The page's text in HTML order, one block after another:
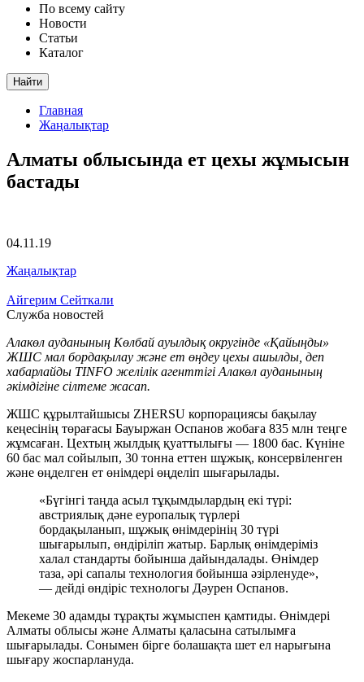
По всему сайту
Новости
Статьи
Каталог
Найти
Главная
Жаңалықтар
Алматы облысында ет цехы жұмысын
бастады
04.11.19
Жаңалықтар
Айгерим Сейткали
Служба новостей
Алакөл ауданының Көлбай ауылдық округінде «Қайыңды»
ЖШС мал бордақылау және ет өңдеу цехы ашылды, деп
хабарлайды TINFO желілік агенттігі Алакөл ауданының
әкімдігіне сілтеме жасап.
ЖШС құрылтайшысы ZHERSU корпорациясы бақылау
кеңесінің төрағасы Бауыржан Оспанов жобаға 835 млн теңге
жұмсаған. Цехтың жылдық қуаттылығы — 1800 бас. Күніне
60 бас мал сойылып, 30 тонна еттен шұжық, консервіленген
және өңделген ет өнімдері өңделіп шығарылады.
«Бүгінгі таңда асыл тұқымдылардың екі түрі:
австриялық дәне еуропалық түрлері
бордақыланып, шұжық өнімдерінің 30 түрі
шығарылып, өндіріліп жатыр. Барлық өнімдеріміз
халал стандарты бойынша дайындалады. Өнімдер
таза, әрі сапалы технология бойынша әзірленуде»,
— дейді өндіріс технологы Дәурен Оспанов.
Мекеме 30 адамды тұрақты жұмыспен қамтиды. Өнімдері
Алматы облысы және Алматы қаласына сатылымға
шығарылады. Сонымен бірге болашақта шет ел нарығына
шығару жоспарлануда.